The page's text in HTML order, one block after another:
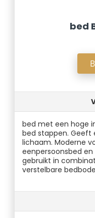
bed
bed met een hoge
bed stappen. Geeft
lichaam. Moderne
eenpersoonsbed
gebruikt in
verstelbare